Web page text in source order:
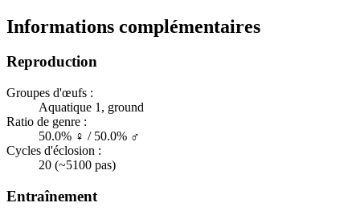
Informations complémentaires
Reproduction
Groupes d'œufs :
Aquatique 1, ground
Ratio de genre :
50.0% ♀ / 50.0% ♂
Cycles d'éclosion :
20 (~5100 pas)
Entraînement